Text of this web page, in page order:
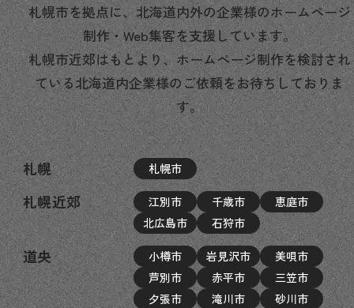
札幌市を拠点に、北海道内外の企業様のホームページ
制作・Web集客を支援しています。
札幌市近郊はもとより、ホームページ制作を検討され
ている北海道内企業様のご依頼をお待ちしておりま
す。
札幌 札幌市
札幌近郊 江別市 千歳市
恵庭市
北広島市
石狩市
道央 小樽市 岩見沢市
美唄市
芦別市
赤平市
三笠市
夕張市
滝川市
砂川市